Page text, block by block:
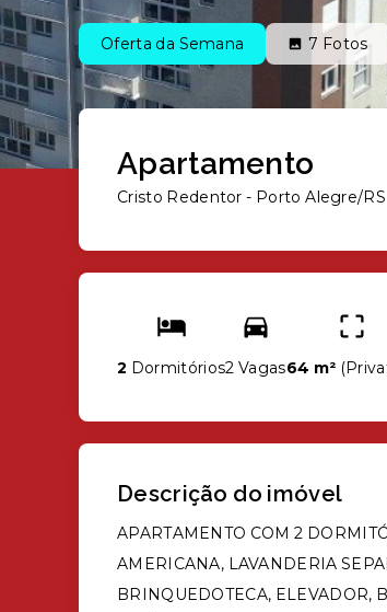
Oferta da Semana 7 Fotos
Apartamento
Cristo Redentor - Porto Alegre/RS
2 Dormitórios2 Vagas64 m² (
Descrição do imóvel
APARTAMENTO COM 2
AMERICANA, LAVANDERIA
BRINQUEDOTECA, ELEVADOR,